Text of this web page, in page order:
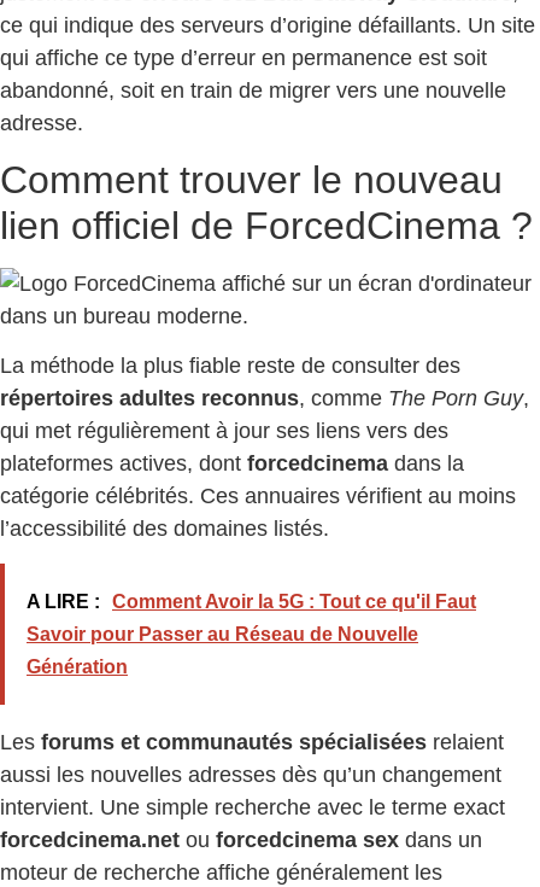
ce qui indique des serveurs d’origine défaillants. Un site
qui affiche ce type d’erreur en permanence est soit
abandonné, soit en train de migrer vers une nouvelle
adresse.
Comment trouver le nouveau
lien officiel de ForcedCinema ?
La méthode la plus fiable reste de consulter des
répertoires adultes reconnus, comme The Porn Guy,
qui met régulièrement à jour ses liens vers des
plateformes actives, dont forcedcinema dans la
catégorie célébrités. Ces annuaires vérifient au moins
l’accessibilité des domaines listés.
A LIRE :
Comment Avoir la 5G : Tout ce qu'il Faut
Savoir pour Passer au Réseau de Nouvelle
Génération
Les forums et communautés spécialisées relaient
aussi les nouvelles adresses dès qu’un changement
intervient. Une simple recherche avec le terme exact
forcedcinema.net ou forcedcinema sex dans un
moteur de recherche affiche généralement les